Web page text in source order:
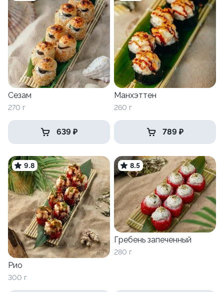
Сезам
270 г
639 ₽
Манхэттен
260 г
789 ₽
9.8
Рио
300 г
8.5
Гребень запеченный
280 г